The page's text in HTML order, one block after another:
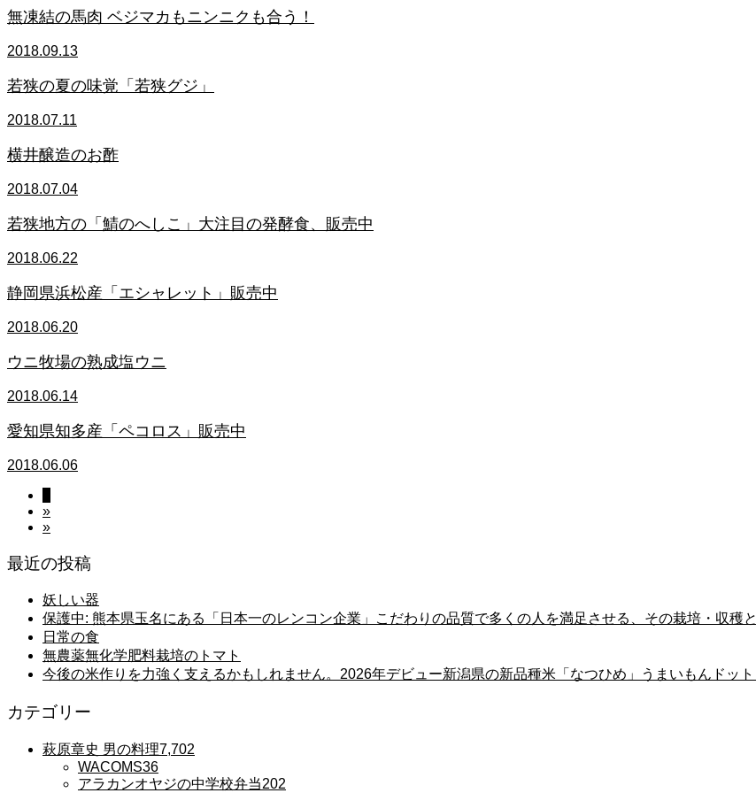
無凍結の馬肉 ベジマカもニンニクも合う！
2018.09.13
若狭の夏の味覚「若狭グジ」
2018.07.11
横井醸造のお酢
2018.07.04
若狭地方の「鯖のへしこ」大注目の発酵食、販売中
2018.06.22
静岡県浜松産「エシャレット」販売中
2018.06.20
ウニ牧場の熟成塩ウニ
2018.06.14
愛知県知多産「ペコロス」販売中
2018.06.06
»
»
最近の投稿
妖しい器
保護中: 熊本県玉名にある「日本一のレンコン企業」こだわりの品質で多くの人を満足させる、その栽培・収穫と
日常の食
無農薬無化学肥料栽培のトマト
今後の米作りを力強く支えるかもしれません。2026年デビュー新潟県の新品種米「なつひめ」うまいもんドット
カテゴリー
萩原章史 男の料理7,702
WACOMS36
アラカンオヤジの中学校弁当202